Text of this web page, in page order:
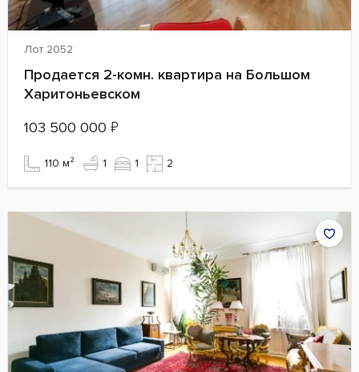
Лот 2052
Продается 2-комн. квартира на Большом
Харитоньевском
103 500 000 ₽
110 м² 1 1 2